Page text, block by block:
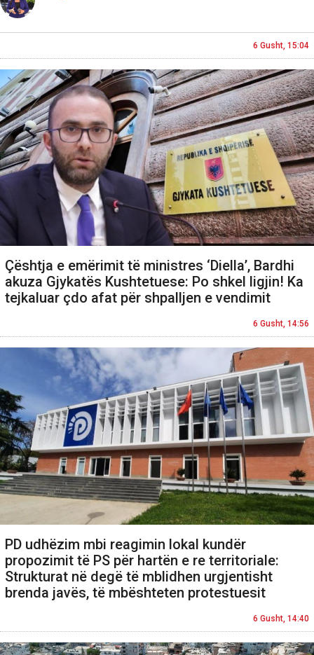
6 Gusht, 15:04
Çështja e emërimit të ministres ‘Diella’, Bardhi
akuza Gjykatës Kushtetuese: Po shkel ligjin! Ka
tejkaluar çdo afat për shpalljen e vendimit
6 Gusht, 14:56
PD udhëzim mbi reagimin lokal kundër
propozimit të PS për hartën e re territoriale:
Strukturat në degë të mblidhen urgjentisht
brenda javës, të mbështeten protestuesit
6 Gusht, 14:40